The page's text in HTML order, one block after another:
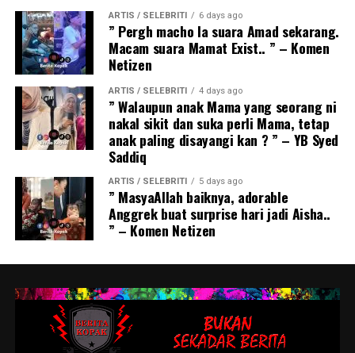
ARTIS / SELEBRITI 6 days ago
” Pergh macho la suara Amad sekarang.
Macam suara Mamat Exist.. ” – Komen
Netizen
ARTIS / SELEBRITI 4 days ago
” Walaupun anak Mama yang seorang ni
nakal sikit dan suka perli Mama, tetap
anak paling disayangi kan ? ” – YB Syed
Saddiq
ARTIS / SELEBRITI 5 days ago
” MasyaAllah baiknya, adorable
Anggrek buat surprise hari jadi Aisha..
” – Komen Netizen